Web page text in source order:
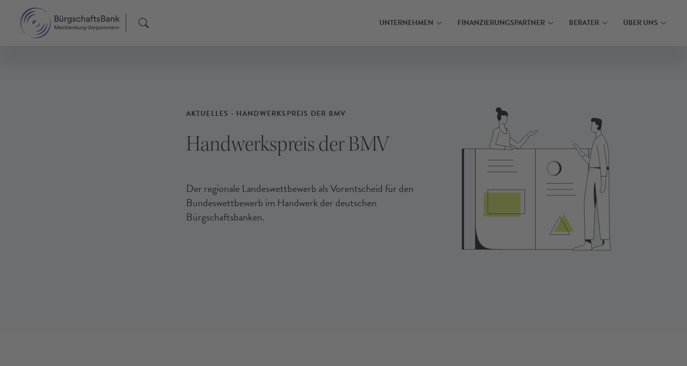
UNTERNEHMEN FINANZIERUNGSPARTNER BERATER ÜBER UNS
AKTUELLES - HANDWERKSPREIS DER BMV
Handwerkspreis der BMV
Der regionale Landeswettbewerb als Vorentscheid für den
Bundeswettbewerb im Handwerk der deutschen
Bürgschaftsbanken.